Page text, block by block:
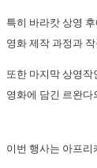
특히 바라캇 상영
영화 제작 과정과
또한 마지막 상영작
영화에 담긴 르완다
이번 행사는 아프리